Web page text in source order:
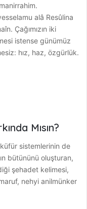
alâ Resûlina
Çağımızın iki
istense günümüz
hız, haz, özgürlük.
Mısın?
küfür sistemlerinin de
bütününü oluşturan,
şehadet kelimesi,
nehyi anilmünker